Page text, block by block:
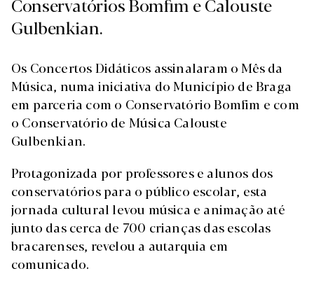
Gulbenkian.
Os Concertos Didáticos assinalaram o Mês da
Música, numa iniciativa do Município de Braga
em parceria com o Conservatório Bomfim e com
o Conservatório de Música Calouste
Gulbenkian.
Protagonizada por professores e alunos dos
conservatórios para o público escolar, esta
jornada cultural levou música e animação até
junto das cerca de 700 crianças das escolas
bracarenses, revelou a autarquia em
comunicado.